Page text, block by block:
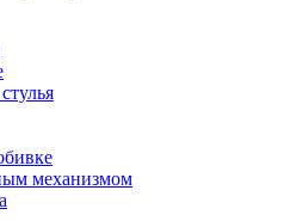
механизмом